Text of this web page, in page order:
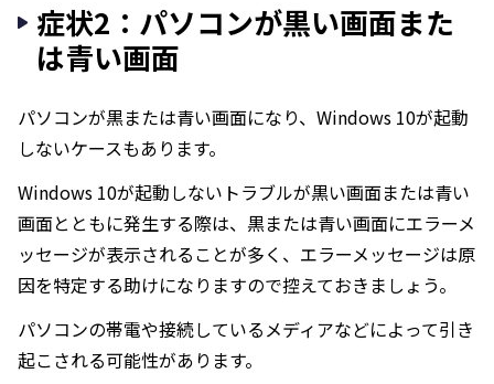
症状2：パソコンが黒い画面また
は青い画面
パソコンが黒または青い画面になり、Windows 10が起動
しないケースもあります。
Windows 10が起動しないトラブルが黒い画面または青い
画面とともに発生する際は、黒または青い画面にエラーメ
ッセージが表示されることが多く、エラーメッセージは原
因を特定する助けになりますので控えておきましょう。
パソコンの帯電や接続しているメディアなどによって引き
起こされる可能性があります。